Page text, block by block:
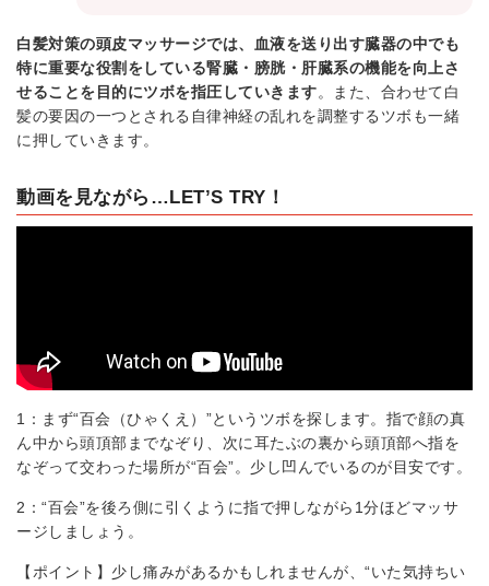
白髪対策の頭皮マッサージでは、血液を送り出す臓器の中でも
特に重要な役割をしている腎臓・膀胱・肝臓系の機能を向上さ
せることを目的にツボを指圧していきます。また、合わせて白
髪の要因の一つとされる自律神経の乱れを調整するツボも一緒
に押していきます。
動画を見ながら…LET’S TRY！
1：まず“百会（ひゃくえ）”というツボを探します。指で顔の真
ん中から頭頂部までなぞり、次に耳たぶの裏から頭頂部へ指を
なぞって交わった場所が“百会”。少し凹んでいるのが目安です。
2：“百会”を後ろ側に引くように指で押しながら1分ほどマッサ
ージしましょう。
【ポイント】少し痛みがあるかもしれませんが、“いた気持ちい